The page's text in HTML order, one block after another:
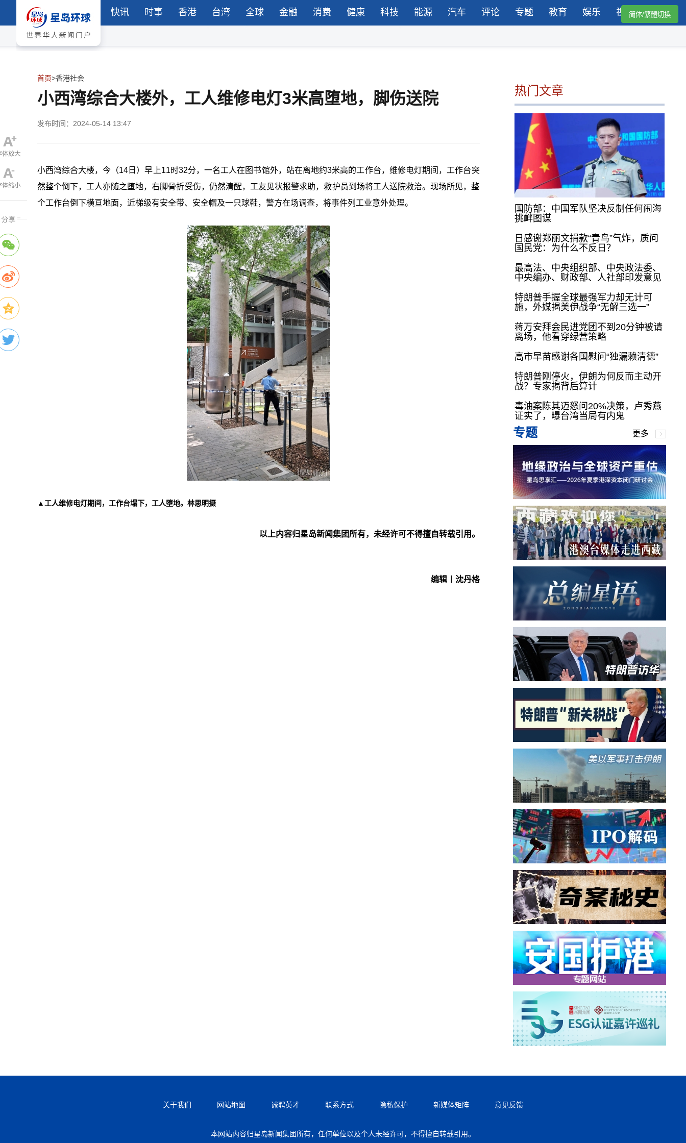
快讯 时事 香港 台湾 全球 金融 消费 健康 科技 能源 汽车 评论 专题 教育 娱乐 视频简体/繁體切換
首页>香港社会
小西湾综合大楼外，工人维修电灯3米高堕地，脚伤送院
发布时间：2024-05-14 13:47
小西湾综合大楼，今（14 日）早上11时32分，一名工人在图书馆外，站在离地约3米高的工作台， 维修电灯期间，工作台突
然整个倒下，工人亦随之堕地，右脚骨折受伤，仍然清醒，工友见状报警求助，救护员到场将工人送院救治。现场所见，整
个工作台倒下横亘地面，近梯级有安全带、安全帽及一只球鞋，警方在场调查，将事件列工业意外处理。
▲工人维修电灯期间，工作台塌下，工人堕地。林思明摄
以上内容归星岛新闻集团所有，未经许可不得擅自转载引用。
编辑︱沈丹格
热门文章
国防部：中国军队坚决反制任何闹海
挑衅图谋
日感谢郑丽文捐款“青鸟”气炸，质问
国民党：为什么不反日？
最高法、中央组织部、中央政法委、
中央编办、财政部、人社部印发意见
特朗普手握全球最强军力却无计可
施，外媒揭美伊战争“无解三选一”
蒋万安拜会民进党团不到20分钟被请
离场，他看穿绿营策略
高市早苗感谢各国慰问“独漏赖清德”
特朗普刚停火，伊朗为何反而主动开
战？专家揭背后算计
毒油案陈其迈怒问20%决策，卢秀燕
证实了，曝台湾当局有内鬼
专题 更多
关于我们 网站地图 诚聘英才 联系方式 隐私保护 新媒体矩阵 意见反馈
本网站内容归星岛新闻集团所有，任何单位以及个人未经许可，不得擅自转载引用。